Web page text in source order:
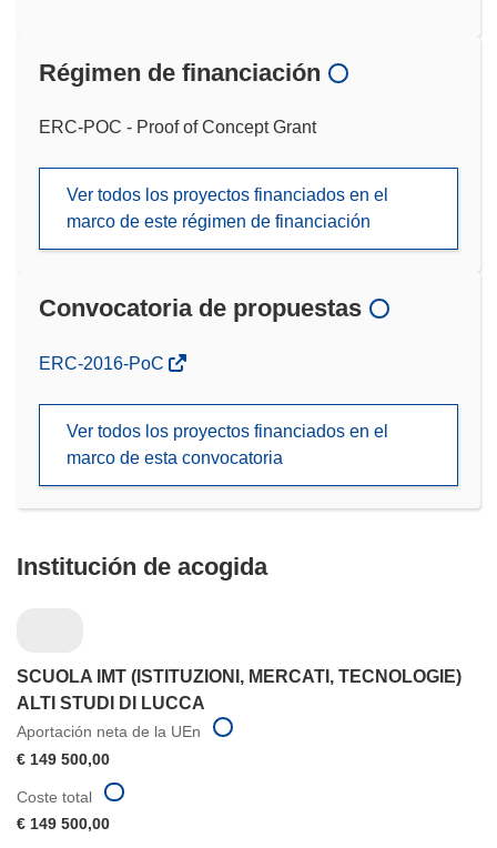
Régimen de financiación
ERC-POC - Proof of Concept Grant
Ver todos los proyectos financiados en el
marco de este régimen de financiación
Convocatoria de propuestas
(se
nueva
ERC-2016-PoC
Ver todos los proyectos financiados en el
marco de esta convocatoria
Institución de acogida
SCUOLA IMT (ISTITUZIONI, MERCATI, TECNOLOGIE)
ALTI STUDI DI LUCCA
Aportación neta de la UEn
€ 149 500,00
Coste total
€ 149 500,00